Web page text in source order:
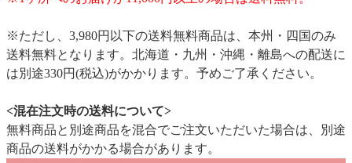
※ただし、3,980円以下の送料無料商品は、本州・四国のみ
送料無料となります。北海道・九州・沖縄・離島への配送に
は別途330円(税込)がかかります。予めご了承ください。
<混在注文時の送料について>
無料商品と別途商品を混合でご注文いただいた場合は、別途
商品の送料がかかる場合があります。